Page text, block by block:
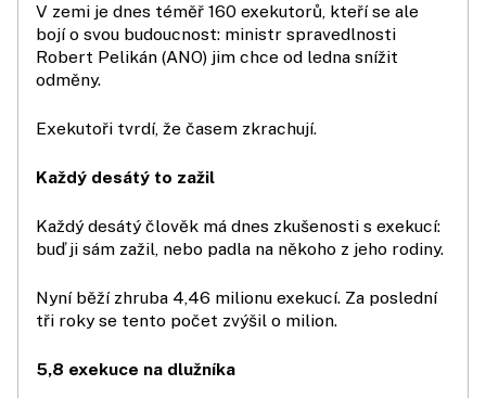
V zemi je dnes téměř 160 exekutorů, kteří se ale
bojí o svou budoucnost: ministr spravedlnosti
Robert Pelikán (ANO) jim chce od ledna snížit
odměny.
Exekutoři tvrdí, že časem zkrachují.
Každý desátý to zažil
Každý desátý člověk má dnes zkušenosti s exekucí:
buď ji sám zažil, nebo padla na někoho z jeho rodiny.
Nyní běží zhruba 4,46 milionu exekucí. Za poslední
tři roky se tento počet zvýšil o milion.
5,8 exekuce na dlužníka